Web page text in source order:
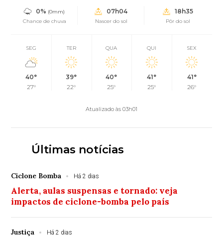
0% (0mm)
Chance de chuva
07h04
Nascer do sol
18h35
Pôr do sol
SEG
40°
27°
TER
39°
22°
QUA
40°
25°
QUI
41°
25°
SEX
41°
26°
Atualizado às 03h01
Últimas notícias
Ciclone Bomba Há 2 dias
Alerta, aulas suspensas e tornado: veja
impactos de ciclone-bomba pelo país
Justiça Há 2 dias